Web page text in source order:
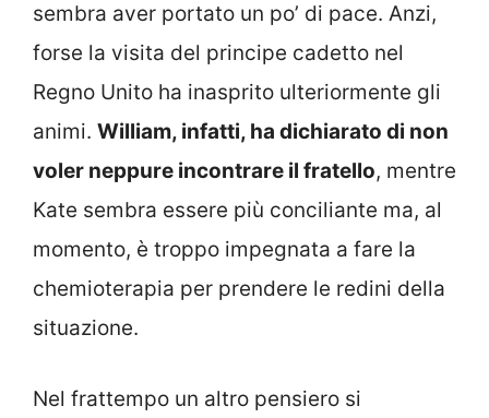
sembra aver portato un po’ di pace. Anzi,
forse la visita del principe cadetto nel
Regno Unito ha inasprito ulteriormente gli
animi. William, infatti, ha dichiarato di non
voler neppure incontrare il fratello, mentre
Kate sembra essere più conciliante ma, al
momento, è troppo impegnata a fare la
chemioterapia per prendere le redini della
situazione.
Nel frattempo un altro pensiero si